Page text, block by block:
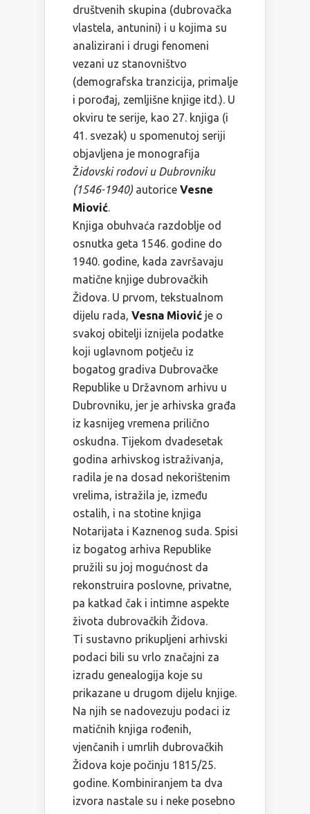
društvenih skupina (dubrovačka
vlastela, antunini) i u kojima su
analizirani i drugi fenomeni
vezani uz stanovništvo
(demografska tranzicija, primalje
i porođaj, zemljišne knjige itd.). U
okviru te serije, kao 27. knjiga (i
41. svezak) u spomenutoj seriji
objavljena je monografija
Židovski rodovi u Dubrovniku
(1546-1940) autorice Vesne
Miović.
Knjiga obuhvaća razdoblje od
osnutka geta 1546. godine do
1940. godine, kada završavaju
matične knjige dubrovačkih
Židova. U prvom, tekstualnom
dijelu rada, Vesna Miović je o
svakoj obitelji iznijela podatke
koji uglavnom potječu iz
bogatog gradiva Dubrovačke
Republike u Državnom arhivu u
Dubrovniku, jer je arhivska građa
iz kasnijeg vremena prilično
oskudna. Tijekom dvadesetak
godina arhivskog istraživanja,
radila je na dosad nekorištenim
vrelima, istražila je, između
ostalih, i na stotine knjiga
Notarijata i Kaznenog suda. Spisi
iz bogatog arhiva Republike
pružili su joj mogućnost da
rekonstruira poslovne, privatne,
pa katkad čak i intimne aspekte
života dubrovačkih Židova.
Ti sustavno prikupljeni arhivski
podaci bili su vrlo značajni za
izradu genealogija koje su
prikazane u drugom dijelu knjige.
Na njih se nadovezuju podaci iz
matičnih knjiga rođenih,
vjenčanih i umrlih dubrovačkih
Židova koje počinju 1815/25.
godine. Kombiniranjem ta dva
izvora nastale su i neke posebno